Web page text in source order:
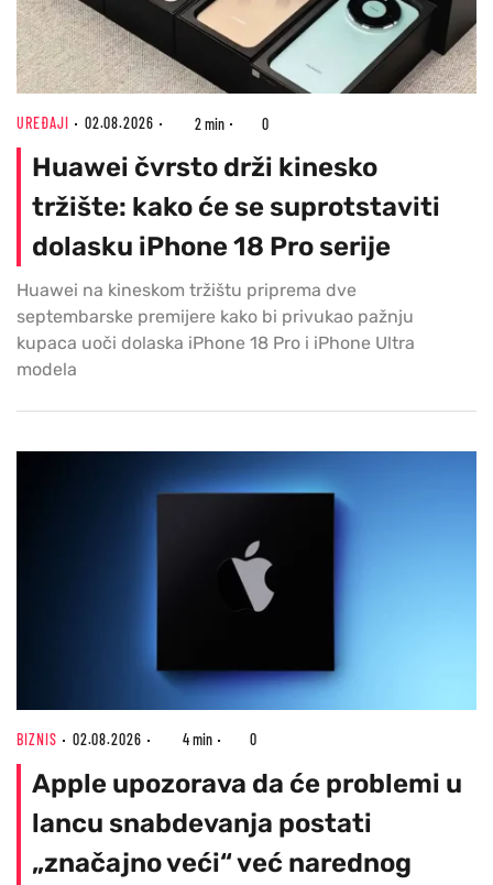
UREĐAJI 02.08.2026 2 min 0
Huawei čvrsto drži kinesko
tržište: kako će se suprotstaviti
dolasku iPhone 18 Pro serije
Huawei na kineskom tržištu priprema dve
septembarske premijere kako bi privukao pažnju
kupaca uoči dolaska iPhone 18 Pro i iPhone Ultra
modela
BIZNIS 02.08.2026 4 min 0
Apple upozorava da će problemi u
lancu snabdevanja postati
„značajno veći“ već narednog